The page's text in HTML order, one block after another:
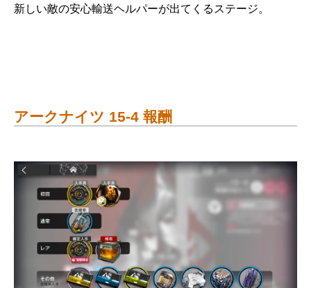
新しい敵の安心輸送ヘルパーが出てくるステージ。
アークナイツ 15-4 報酬